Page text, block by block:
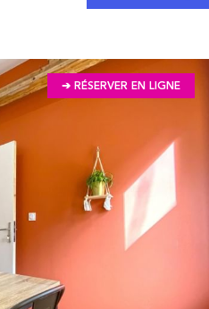
➔ RÉSERVER EN LIGNE